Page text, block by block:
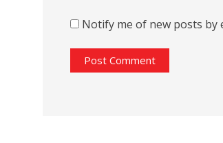
Notify me of new posts by